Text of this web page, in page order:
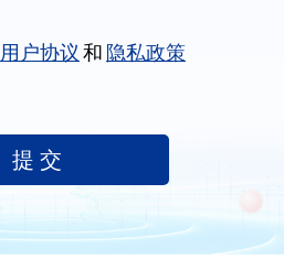
用户协议 和 隐私政策
提 交